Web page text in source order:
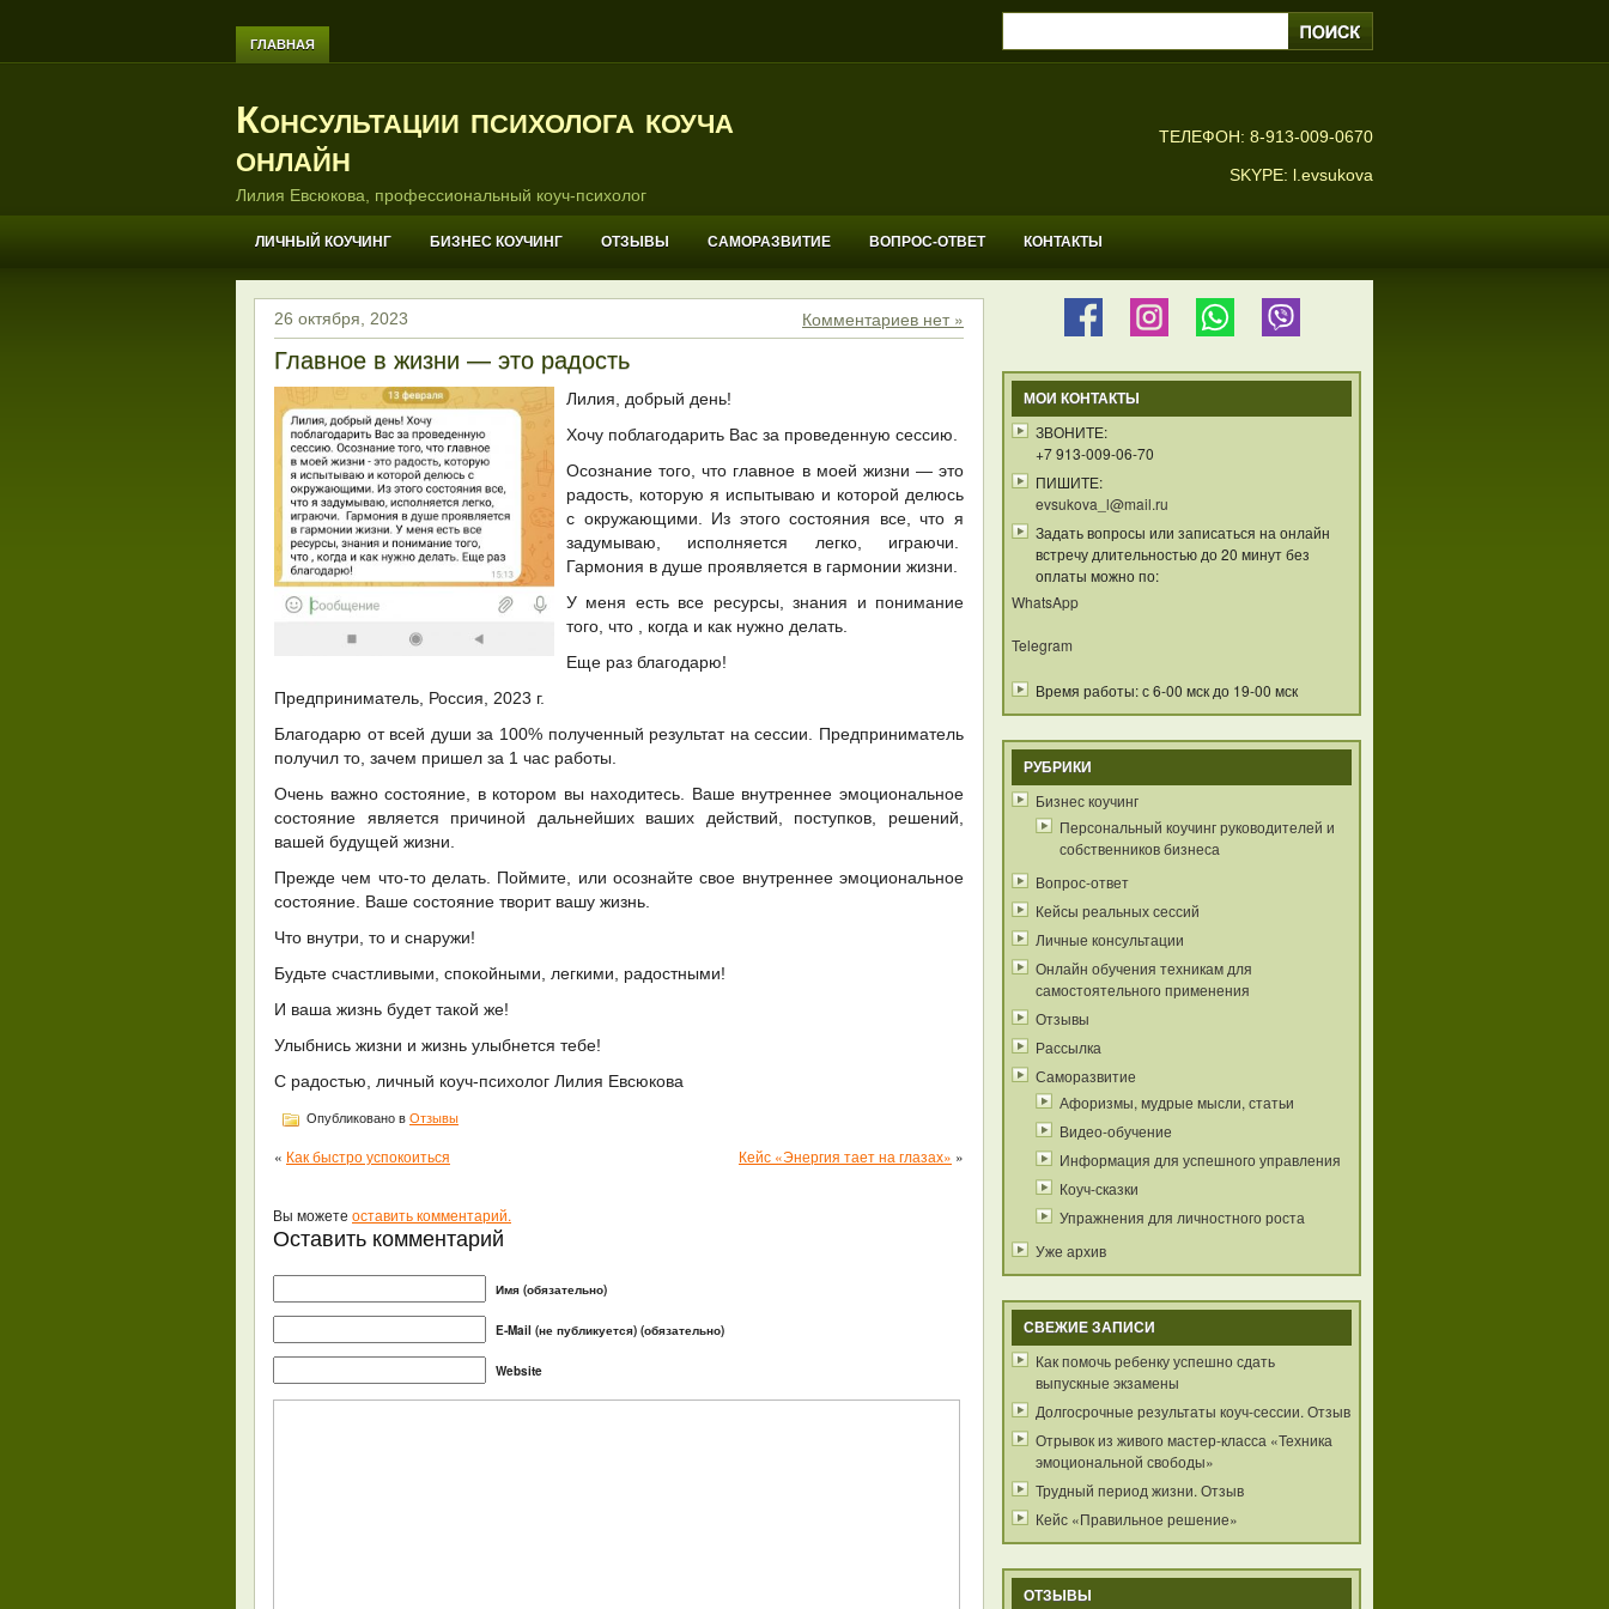
ГЛАВНАЯ
Консультации психолога коуча
онлайн
Лилия Евсюкова, профессиональный коуч-психолог
ТЕЛЕФОН: 8-913-009-0670
SKYPE: l.evsukova
ЛИЧНЫЙ КОУЧИНГ БИЗНЕС КОУЧИНГ ОТЗЫВЫ САМОРАЗВИТИЕ ВОПРОС-ОТВЕТ КОНТАКТЫ
26 октября, 2023 Комментариев нет »
Главное в жизни — это радость
Лилия, добрый день!
Хочу поблагодарить Вас за проведенную сессию.
Осознание того, что главное в моей жизни — это
радость, которую я испытываю и которой делюсь
с окружающими. Из этого состояния все, что я
задумываю, исполняется легко, играючи.
Гармония в душе проявляется в гармонии жизни.
У меня есть все ресурсы, знания и понимание
того, что , когда и как нужно делать.
Еще раз благодарю!
Предприниматель, Россия, 2023 г.
Благодарю от всей души за 100% полученный результат на сессии. Предприниматель
получил то, зачем пришел за 1 час работы.
Очень важно состояние, в котором вы находитесь. Ваше внутреннее эмоциональное
состояние является причиной дальнейших ваших действий, поступков, решений,
вашей будущей жизни.
Прежде чем что-то делать. Поймите, или осознайте свое внутреннее эмоциональное
состояние. Ваше состояние творит вашу жизнь.
Что внутри, то и снаружи!
Будьте счастливыми, спокойными, легкими, радостными!
И ваша жизнь будет такой же!
Улыбнись жизни и жизнь улыбнется тебе!
С радостью, личный коуч-психолог Лилия Евсюкова
Опубликовано в Отзывы
« Как быстро успокоиться Кейс «Энергия тает на глазах» »
Вы можете оставить комментарий.
Оставить комментарий
Имя (обязательно)
E-Mail (не публикуется) (обязательно)
Website
МОИ КОНТАКТЫ
ЗВОНИТЕ:
+7 913-009-06-70
ПИШИТЕ:
evsukova_l@mail.ru
Задать вопросы или записаться на онлайн
встречу длительностью до 20 минут без
оплаты можно по:
WhatsApp
Telegram
Время работы: с 6-00 мск до 19-00 мск
РУБРИКИ
Бизнес коучинг
Персональный коучинг руководителей и
собственников бизнеса
Вопрос-ответ
Кейсы реальных сессий
Личные консультации
Онлайн обучения техникам для
самостоятельного применения
Отзывы
Рассылка
Саморазвитие
Афоризмы, мудрые мысли, статьи
Видео-обучение
Информация для успешного управления
Коуч-сказки
Упражнения для личностного роста
Уже архив
СВЕЖИЕ ЗАПИСИ
Как помочь ребенку успешно сдать
выпускные экзамены
Долгосрочные результаты коуч-сессии. Отзыв
Отрывок из живого мастер-класса «Техника
эмоциональной свободы»
Трудный период жизни. Отзыв
Кейс «Правильное решение»
ОТЗЫВЫ